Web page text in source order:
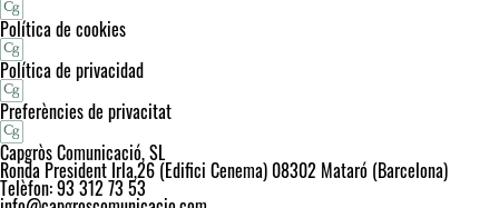
Política de cookies
Política de privacidad
Preferències de privacitat
Capgròs Comunicació, SL
Ronda President Irla,26 (Edifici Cenema) 08302 Mataró (Barcelona)
Telèfon: 93 312 73 53